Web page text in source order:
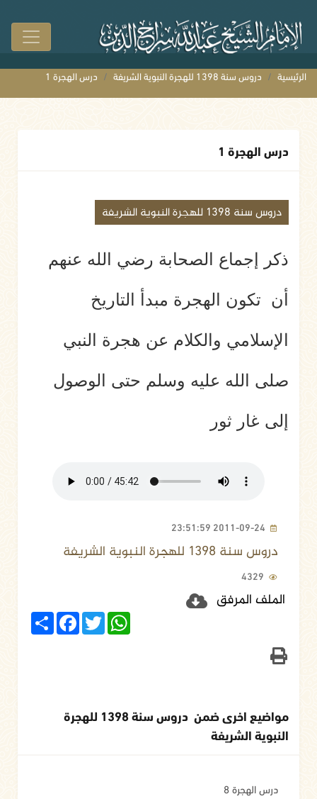
الرئيسية دروس سنة 1398 للهجرة النبوية الشريفة درس الهجرة 1
درس الهجرة 1
دروس سنة 1398 للهجرة النبوية الشريفة
ذكر إجماع الصحابة رضي الله عنهم
أن تكون الهجرة مبدأ التاريخ
الإسلامي والكلام عن هجرة النبي
صلى الله عليه وسلم حتى الوصول
إلى غار ثور
2011-09-24 23:51:59
دروس سنة 1398 للهجرة النبوية الشريفة
4329
الملف المرفق
Share
FacebookTwitter
WhatsApp
مواضيع اخرى ضمن دروس سنة 1398 للهجرة
النبوية الشريفة
درس الهجرة 8